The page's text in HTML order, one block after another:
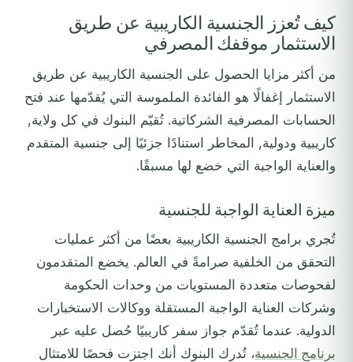
كيف تُعزز الجنسية الكاريبية عن طريق
الاستثمار موقفك المصرفي
من أكثر مزايا الحصول على الجنسية الكاريبية عن طريق
الاستثمار إغفالًا هو الفائدة الملموسة التي يُقدّمها عند فتح
الحسابات المصرفية الشركاتية. تُقيّم البنوك في كل ولاية,
كاريبية ودولية, المخاطر استنادًا جزئيًا إلى جنسية المتقدم
والعناية الواجبة التي خضع لها مسبقًا.
ميزة العناية الواجبة للجنسية
تُجري برامج الجنسية الكاريبية بعضًا من أكثر عمليات
التحقق من الخلفية صرامةً في العالم. يخضع المتقدمون
لفحوصات متعددة المستويات من وحدات الحكومة
وشركات العناية الواجبة المستقلة ووكالات الاستخبارات
الدولية. عندما تُقدّم جواز سفر كاريبيًا حُصل عليه عبر
برنامج الجنسية، تُدرك البنوك أنك اجتزت فحصًا للامتثال